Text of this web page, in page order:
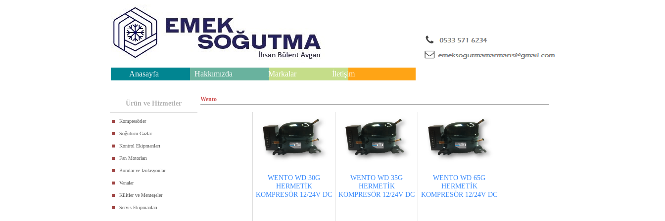
Anasayfa Hakkımızda Markalar İletişim
Ürün ve Hizmetler
Kompresörler
Soğutucu Gazlar
Kontrol Ekipmanları
Fan Motorları
Borular ve İzolasyonlar
Vanalar
Kilitler ve Menteşeler
Servis Ekipmanları
Wento
WENTO WD 30G
HERMETİK
KOMPRESÖR 12/24V DC
WENTO WD 35G
HERMETİK
KOMPRESÖR 12/24V DC
WENTO WD 65G
HERMETİK
KOMPRESÖR 12/24V DC